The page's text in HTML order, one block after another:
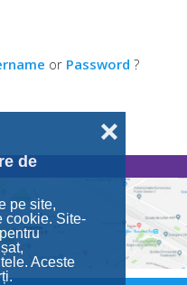
de
pe site,
cookie. Site-
Aceste
❌
or Password ?